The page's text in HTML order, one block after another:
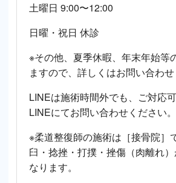
土曜日 9:00〜12:00
日曜・祝日 休診
※その他、夏季休暇、年末年始等
ますので、詳しくはお問い合わせ
LINEは施術時間外でも、ご対応
LINEにてお問い合わせください。
※柔道整復師の施術は［接骨院］
臼・捻挫・打撲・挫傷（肉離れ
なります。